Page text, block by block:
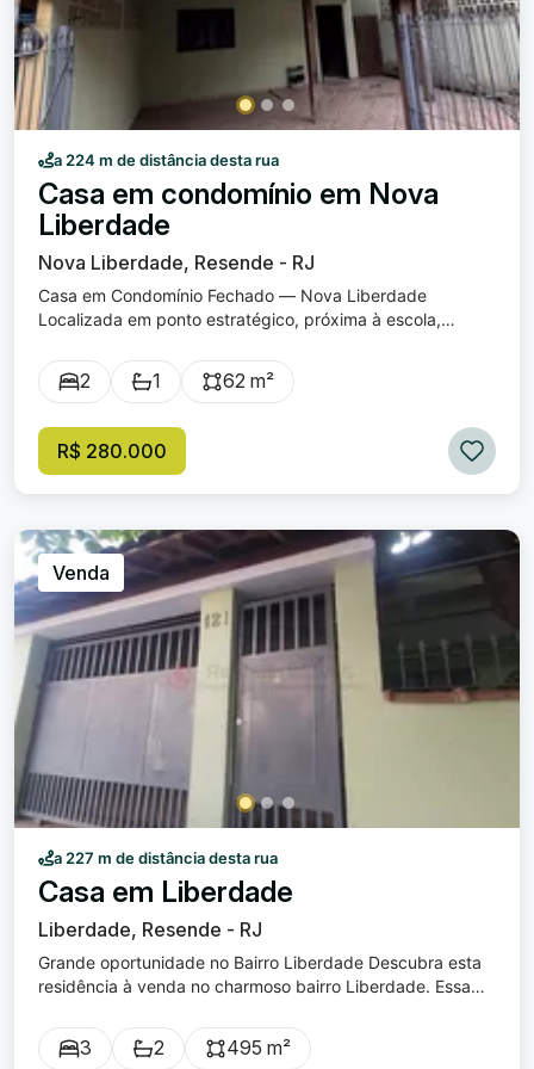
a 224 m de distância desta rua
Casa em condomínio em Nova
Liberdade
Nova Liberdade, Resende - RJ
Casa em Condomínio Fechado — Nova Liberdade
Localizada em ponto estratégico, próxima à escola,
segurança no seu dia a dia. O imóvel conta com: ✔ 2
quartos ✔ Banheiro social ✔ Sala ampla - atualmente
✔ Área de serviço ✔ Garagem coberta ✔ Quintal com
cobertura ✔ Condomínio fechado com poucas unidades
oportunidade para quem busca conforto, segurança e
localização privilegiada.
2 1 62 m²
R$ 280.000
Venda
a 227 m de distância desta rua
Casa em Liberdade
Liberdade, Resende - RJ
Grande oportunidade no Bairro Liberdade Descubra esta
residência à venda no charmoso bairro Liberdade. Essa
escrituras separadas , situadas em um amplo terreno de
592,5 m² . Detalhes dos Imóveis: Casa 1 (subsolo) nº 121
3 2 495 m²